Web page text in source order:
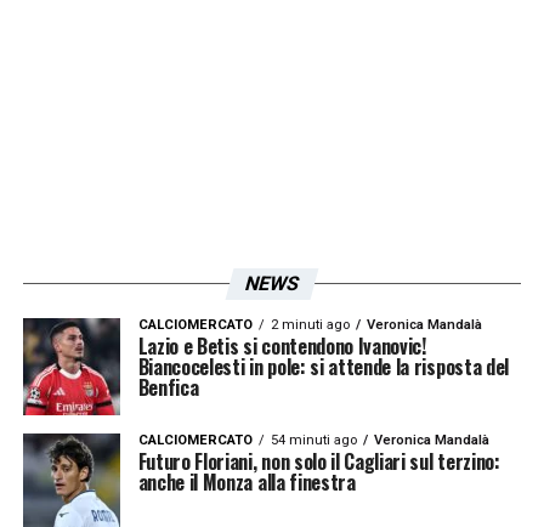
NEWS
CALCIOMERCATO 2 minuti ago Veronica Mandalà
Lazio e Betis si contendono Ivanovic!
Biancocelesti in pole: si attende la risposta del
Benfica
CALCIOMERCATO 54 minuti ago Veronica Mandalà
Futuro Floriani, non solo il Cagliari sul terzino:
anche il Monza alla finestra